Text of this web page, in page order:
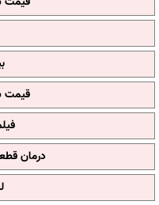
قیمت
درمان